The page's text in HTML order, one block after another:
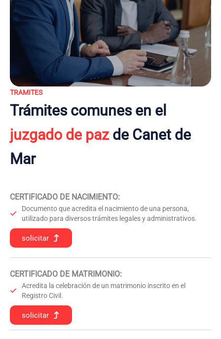
TRAMITES
Trámites comunes en el
juzgado de pazde Canet de
Mar
CERTIFICADO DE NACIMIENTO:
Documento que acredita el nacimiento de una persona,
utilizado para diversos trámites legales y administrativos.
solicitar
CERTIFICADO DE MATRIMONIO:
Acredita la celebración de un matrimonio inscrito en el
Registro Civil.
solicitar